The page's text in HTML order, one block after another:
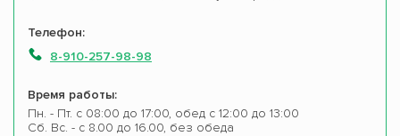
Телефон:
8-910-257-98-98
Время работы:
Пн. - Пт. с 08:00 до 17:00, обед с 12:00 до 13:00
Сб. Вс. - с 8.00 до 16.00, без обеда